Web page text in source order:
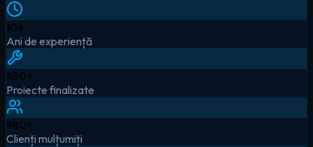
10+
Ani de experiență
450+
Proiecte finalizate
980+
Clienți mulțumiți